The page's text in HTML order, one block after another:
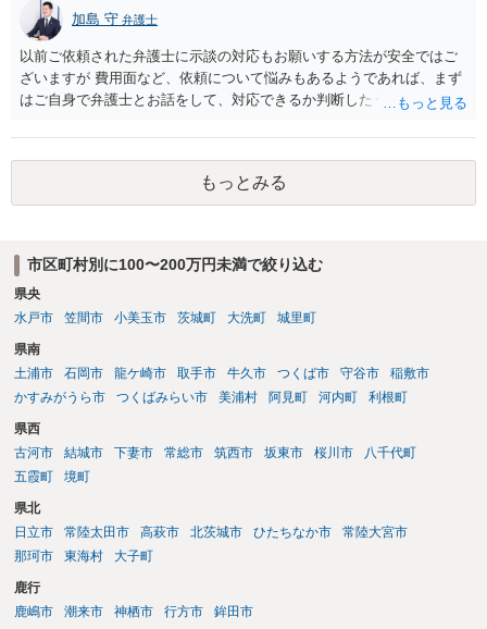
加島 守 弁護士
以前ご依頼された弁護士に示談の対応もお願いする方法が安全ではご
ざいますが 費用面など、依頼について悩みもあるようであれば、まず
はご自身で弁護士とお話をして、対応できるか判断したうえで、 弁護
話をしてから、こちらも法律相談で１度弁護士に相談する方法もあり
ますので。 一番安全なのは弁護士に示談交渉の依頼をする方法です
が、ご事情あるようであれば ご自身で対応する方法もご検討いただい
てもいいかもしれません。
もっとみる
市区町村別に100〜200万円未満で絞り込む
県央
水戸市
笠間市 小美玉市 茨城町 大洗町 城里町
県南
土浦市
石岡市 龍ケ崎市 取手市 牛久市 つくば市 守谷市
稲敷市
かすみがうら市
つくばみらい市 美浦村 阿見町 河内町 利根町
県西
古河市
結城市 下妻市 常総市 筑西市 坂東市 桜川市
八千代町
五霞町
境町
県北
日立市
常陸太田市 高萩市 北茨城市 ひたちなか市
常陸大宮市
那珂市
東海村 大子町
鹿行
鹿嶋市
潮来市 神栖市 行方市 鉾田市